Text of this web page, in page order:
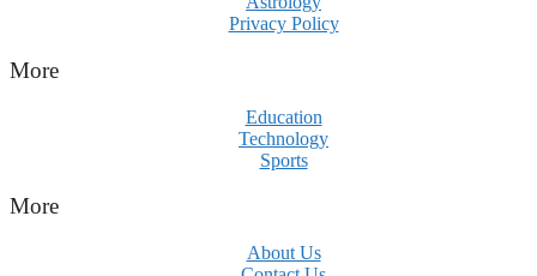
Privacy Policy
More
Education
Technology
Sports
More
About Us